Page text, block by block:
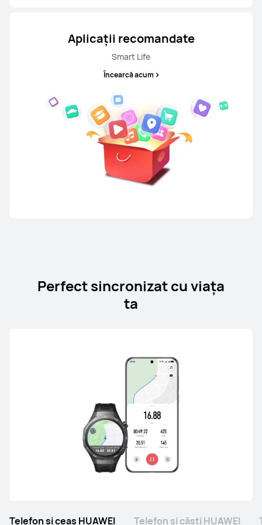
Aplicații recomandate
Smart Life
Încearcă acum
Perfect sincronizat cu viața
ta
Telefon și ceas HUAWEI Telefon și căști HUAWEI